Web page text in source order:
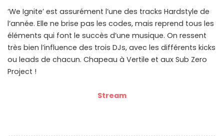
‘We Ignite’ est assurément l’une des tracks Hardstyle de
l’année. Elle ne brise pas les codes, mais reprend tous les
éléments qui font le succès d’une musique. On ressent
très bien l’influence des trois DJs, avec les différents kicks
ou leads de chacun. Chapeau à Vertile et aux Sub Zero
Project !
Stream